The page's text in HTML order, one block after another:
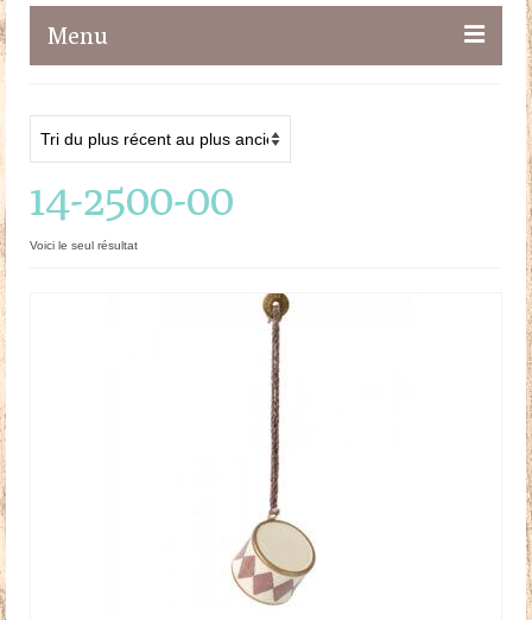
Menu
Maileg
Poupées
Doudous
14-2500-00
Voici le seul résultat